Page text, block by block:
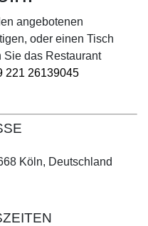
angebotenen
oder einen Tisch
Sie das Restaurant
221 26139045
Köln, Deutschland